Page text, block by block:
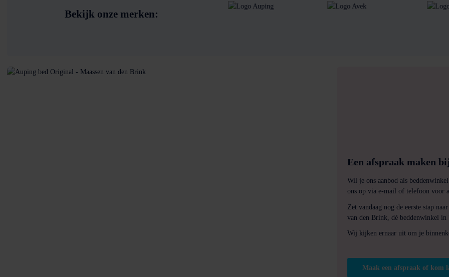
Bekijk onze merken:
Een afspraak maken
Wil je ons aanbod als
ons op via e-mail of telefoon voor
Zet vandaag nog de eerste stap
van den Brink, dé beddenwinkel
Wij kijken ernaar uit om je
Maak een afspraak of kom